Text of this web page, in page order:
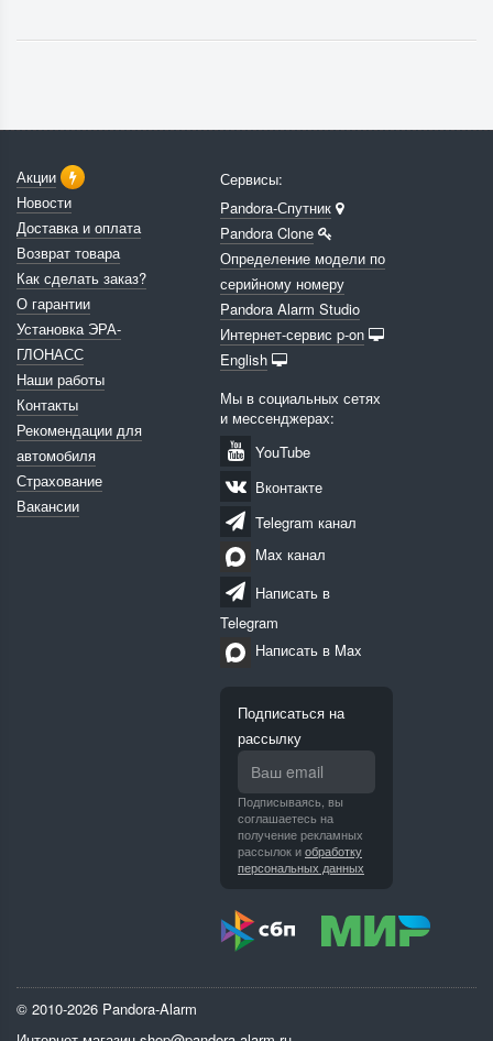
Акции
Новости
Доставка и оплата
Возврат товара
Как сделать заказ?
О гарантии
Установка ЭРА-
ГЛОНАСС
Наши работы
Контакты
Рекомендации для
автомобиля
Страхование
Вакансии
Сервисы:
Pandora-Спутник
Pandora Clone
Определение модели по
серийному номеру
Pandora Alarm Studio
Интернет-сервис p-on
English
Мы в социальных сетях
и мессенджерах:
YouTube
Вконтакте
Telegram канал
Max канал
Написать в
Telegram
Написать в Max
Подписаться на
рассылку
Подписываясь, вы
соглашаетесь на
получение рекламных
рассылок иобработку
персональных данных
© 2010-2026 Pandora-Alarm